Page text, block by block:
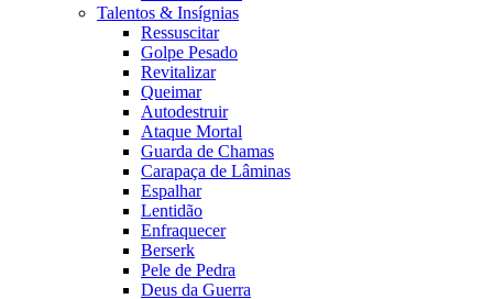
Talentos & Insígnias
Ressuscitar
Golpe Pesado
Revitalizar
Queimar
Autodestruir
Ataque Mortal
Guarda de Chamas
Carapaça de Lâminas
Espalhar
Lentidão
Enfraquecer
Berserk
Pele de Pedra
Deus da Guerra